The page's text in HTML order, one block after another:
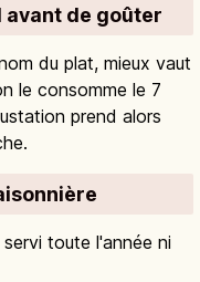
avant de goûter
du plat, mieux vaut
le consomme le 7
prend alors
toute l'année ni